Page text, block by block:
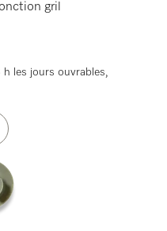
gril
h les jours ouvrables,